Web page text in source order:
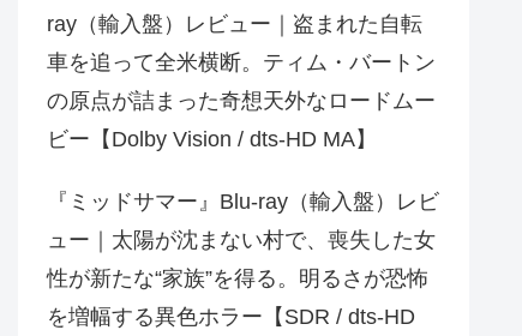
ray（輸入盤）レビュー｜盗まれた自転
車を追って全米横断。ティム・バートン
の原点が詰まった奇想天外なロードムー
ビー【Dolby Vision / dts-HD MA】
『ミッドサマー』Blu-ray（輸入盤）レビ
ュー｜太陽が沈まない村で、喪失した女
性が新たな“家族”を得る。明るさが恐怖
を増幅する異色ホラー【SDR / dts-HD